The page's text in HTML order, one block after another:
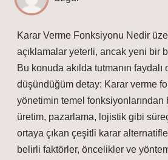
Karar Verme Fonksiyonu Nedir
açıklamalar yeterli, ancak yeni bir
Bu konuda akılda tutmanın faydalı
düşündüğüm detay: Karar verme
yönetimin temel fonksiyonlarından
üretim, pazarlama, lojistik gibi
ortaya çıkan çeşitli karar
belirli faktörler, öncelikler ve